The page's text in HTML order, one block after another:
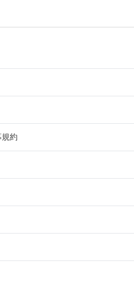
約